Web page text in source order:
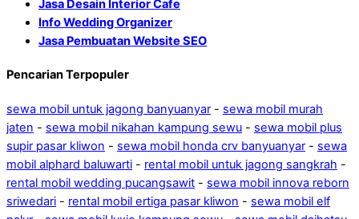
Jasa Desain Interior Cafe
Info Wedding Organizer
Jasa Pembuatan Website SEO
Pencarian Terpopuler
sewa mobil untuk jagong banyuanyar - sewa mobil murah
jaten - sewa mobil nikahan kampung sewu - sewa mobil plus
supir pasar kliwon - sewa mobil honda crv banyuanyar - sewa
mobil alphard baluwarti - rental mobil untuk jagong sangkrah -
rental mobil wedding pucangsawit - sewa mobil innova reborn
sriwedari - rental mobil ertiga pasar kliwon - sewa mobil elf